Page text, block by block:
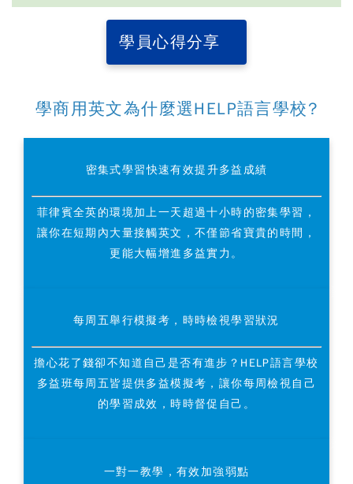
學員心得分享
學商用英文為什麼選HELP語言學校?
密集式學習快速有效提升多益成績
菲律賓全英的環境加上一天超過十小時的密集學習，
讓你在短期內大量接觸英文，不僅節省寶貴的時間，
更能大幅增進多益實力。
每周五舉行模擬考，時時檢視學習狀況
擔心花了錢卻不知道自己是否有進步？ HELP語言學校
多益班每周五皆提供多益模擬考，讓你每周檢視自己
的學習成效，時時督促自己。
一對一教學，有效加強弱點